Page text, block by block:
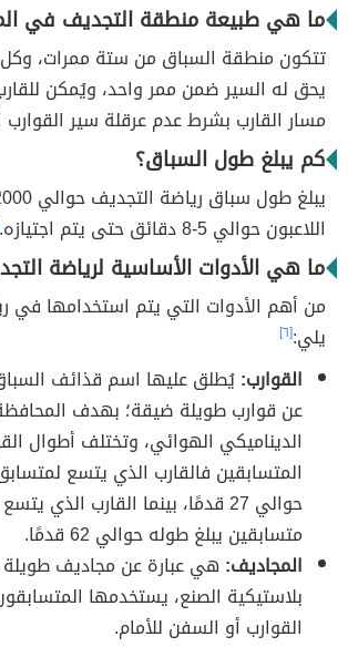
ما هي طبيعة منطقة التجديف في
تتكون منطقة السباق من ستة ممرات،
يحق له السير ضمن ممر واحد، ويُمكن
مسار القارب بشرط عدم عرقلة سير القوارب
كم يبلغ طول السباق؟
اللاعبون حوالي 5-8 دقائق حتى يتم اجتيازه.
ما هي الأدوات الأساسية لرياضة
من أهم الأدوات التي يتم استخدامها في
يلي:[٦]
القوارب:يُطلق عليها اسم قذائف
عن قوارب طويلة ضيقة؛ بهدف
الديناميكي الهوائي، وتختلف أطوال
المتسابقين فالقارب الذي يتسع
حوالي 27 قدمًا، بينما القارب الذي
متسابقين يبلغ طوله حوالي 62 قدمًا.
المجاديف: هي عبارة عن مجاديف
بلاستيكية الصنع، يستخدمها
القوارب أو السفن للأمام.